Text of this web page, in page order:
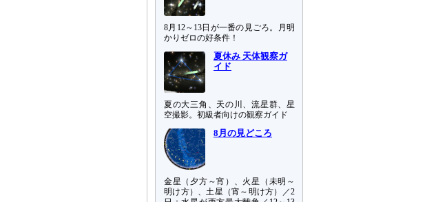
8月12～13日が一番の見ごろ。月明
かりゼロの好条件！
夏休み 天体観察ガ
イド
夏の大三角、天の川、流星群、星
空撮影。初級者向けの観察ガイド
8月の見どころ
金星（夕方～宵）、火星（未明～
明け方）、土星（宵～明け方）／2